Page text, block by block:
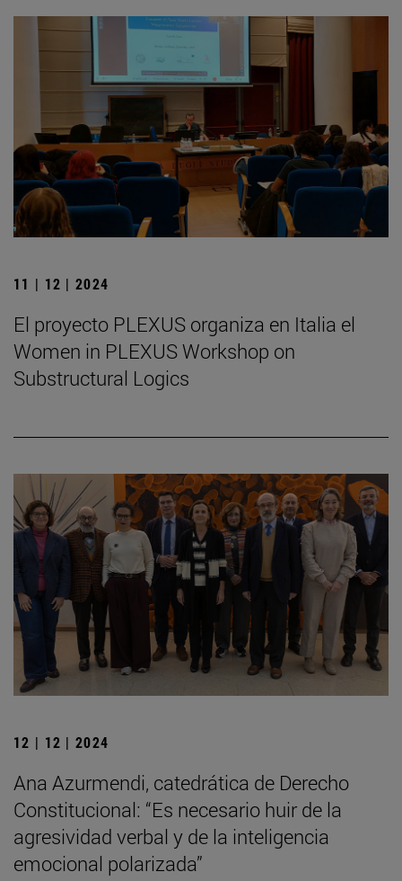
11 | 12 | 2024
El proyecto PLEXUS organiza en Italia el
Women in PLEXUS Workshop on
Substructural Logics
12 | 12 | 2024
Ana Azurmendi, catedrática de Derecho
Constitucional: “Es necesario huir de la
agresividad verbal y de la inteligencia
emocional polarizada”